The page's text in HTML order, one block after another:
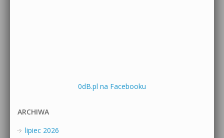
0dB.pl na Facebooku
ARCHIWA
lipiec 2026